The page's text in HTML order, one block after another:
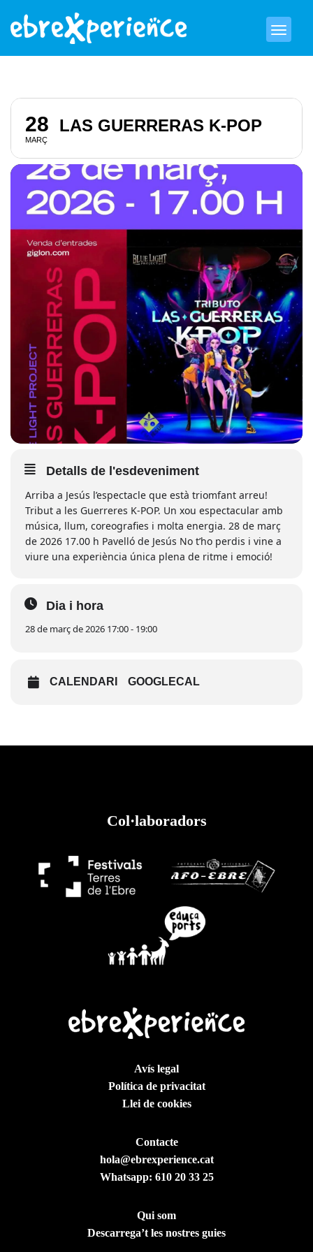
28
MARÇ
LAS GUERRERAS K-POP
Detalls de l'esdeveniment
Arriba a Jesús l’espectacle que està triomfant arreu!
Tribut a les Guerreres K-POP. Un xou espectacular amb
música, llum, coreografies i molta energia. 28 de març
de 2026 17.00 h Pavelló de Jesús No t’ho perdis i vine a
viure una experiència única plena de ritme i emoció!
Dia i hora
28 de març de 2026 17:00 - 19:00
CALENDARI GOOGLECAL
Col·laboradors
Avís legal
Política de privacitat
Llei de cookies
Contacte
hola@ebrexperience.cat
Whatsapp: 610 20 33 25
Qui som
Descarrega’t les nostres guies